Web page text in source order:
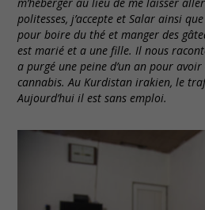
m’héberger au lieu de me laisser
politesses, j’accepte et Salar ainsi
pour boire du thé et manger des
est marié et a une fille. Il nous
a purgé une peine d’un an pour avoir
cannabis. Au Kurdistan irakien, le
Aujourd’hui il est sans emploi.